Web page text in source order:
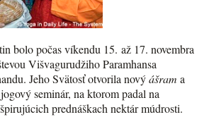
bolo počas víkendu 15. až 17. novembra
Višvagurudžiho Paramhansa
Jeho Svätosť otvorila novýášram a
seminár, na ktorom padal na
prednáškach nektár múdrosti.